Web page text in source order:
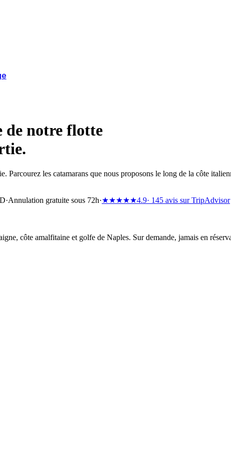
de notre flotte
Parcourez les catamarans que nous proposons le long de la côte
·Annulation gratuite sous 72h·★★★★★4.9· 145 avis sur TripAdvisor
côte amalfitaine et golfe de Naples. Sur demande, jamais en